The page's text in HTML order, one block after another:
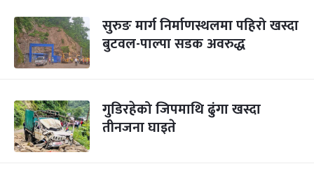
सुरुङ मार्ग निर्माणस्थलमा पहिरो खस्दा
बुटवल-पाल्पा सडक अवरुद्ध
गुडिरहेको जिपमाथि ढुंगा खस्दा
तीनजना घाइते